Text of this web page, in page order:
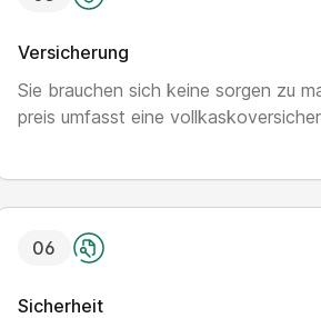
Versicherung
Sie brauchen sich keine sorgen zu
preis umfasst eine
06
Sicherheit